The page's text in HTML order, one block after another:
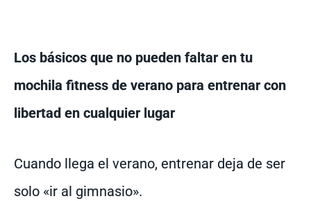
Los básicos que no pueden faltar en tu
mochila fitness de verano para entrenar con
libertad en cualquier lugar
Cuando llega el verano, entrenar deja de ser
solo «ir al gimnasio».